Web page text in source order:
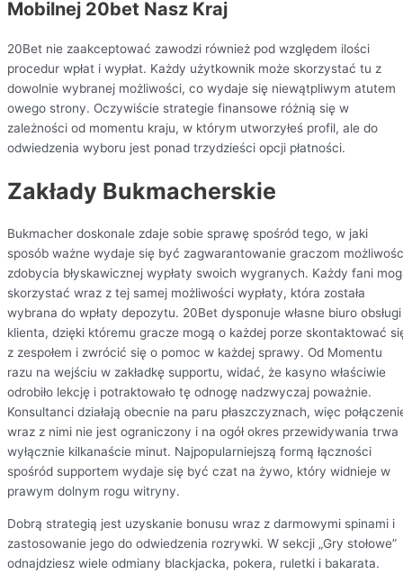
Mobilnej 20bet Nasz Kraj
20Bet nie zaakceptować zawodzi również pod względem ilości
procedur wpłat i wypłat. Każdy użytkownik może skorzystać tu z
dowolnie wybranej możliwości, co wydaje się niewątpliwym atutem
owego strony. Oczywiście strategie finansowe różnią się w
zależności od momentu kraju, w którym utworzyłeś profil, ale do
odwiedzenia wyboru jest ponad trzydzieści opcji płatności.
Zakłady Bukmacherskie
Bukmacher doskonale zdaje sobie sprawę spośród tego, w jaki
sposób ważne wydaje się być zagwarantowanie graczom
zdobycia błyskawicznej wypłaty swoich wygranych. Każdy fani
skorzystać wraz z tej samej możliwości wypłaty, która została
wybrana do wpłaty depozytu. 20Bet dysponuje własne biuro obsługi
klienta, dzięki któremu gracze mogą o każdej porze skontaktować
z zespołem i zwrócić się o pomoc w każdej sprawy. Od Momentu
razu na wejściu w zakładkę supportu, widać, że kasyno właściwie
odrobiło lekcję i potraktowało tę odnogę nadzwyczaj poważnie.
Konsultanci działają obecnie na paru płaszczyznach, więc
wraz z nimi nie jest ograniczony i na ogół okres przewidywania trwa
wyłącznie kilkanaście minut. Najpopularniejszą formą łączności
spośród supportem wydaje się być czat na żywo, który widnieje w
prawym dolnym rogu witryny.
Dobrą strategią jest uzyskanie bonusu wraz z darmowymi spinami i
zastosowanie jego do odwiedzenia rozrywki. W sekcji „Gry stołowe”
odnajdziesz wiele odmiany blackjacka, pokera, ruletki i bakarata.